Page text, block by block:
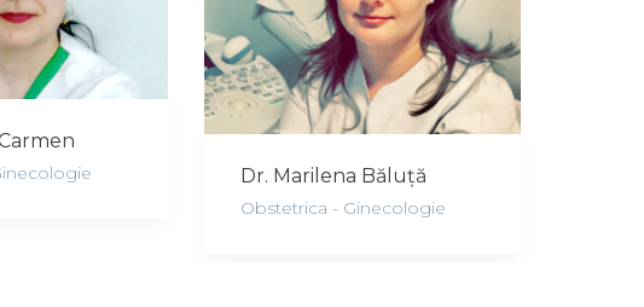
Dr. Marilena Băluță
Obstetrica - Ginecologie